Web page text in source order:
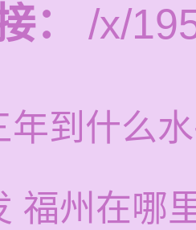
：
/x/
年到什么
福州在哪